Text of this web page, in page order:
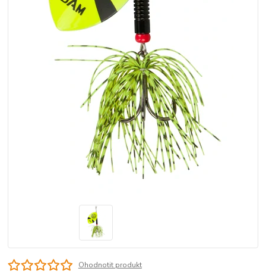
Ohodnotit produkt